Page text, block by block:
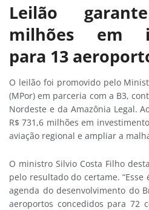
Leilão
milhões em
para 13
O leilão foi promovido pelo
(MPor) em parceria com a B3,
Nordeste e da Amazônia Legal.
R$ 731,6 milhões em
aviação regional e ampliar a
O ministro Silvio Costa Filho
pelo resultado do certame.
agenda do desenvolvimento do
aeroportos concedidos para 72